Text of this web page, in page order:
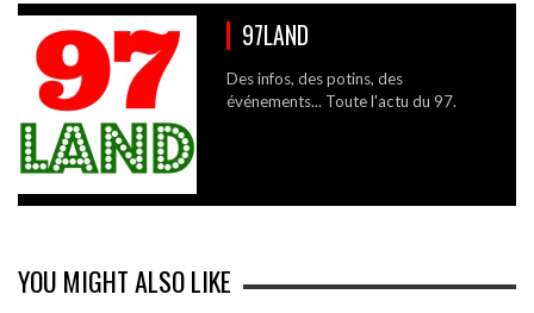
97LAND
Des infos, des potins, des
événements... Toute l'actu du 97.
YOU MIGHT ALSO LIKE